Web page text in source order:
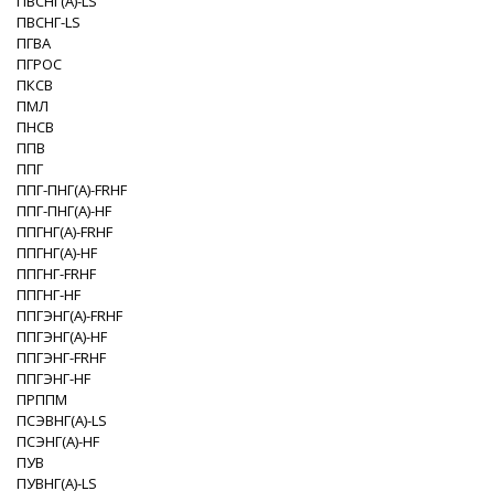
ПВСНГ-LS
ПГВА
ПГРОС
ПКСВ
ПМЛ
ПНСВ
ППВ
ППГ
ППГ-ПНГ(A)-FRHF
ППГ-ПНГ(A)-HF
ППГНГ(A)-FRHF
ППГНГ(A)-HF
ППГНГ-FRHF
ППГНГ-HF
ППГЭНГ(A)-FRHF
ППГЭНГ(A)-HF
ППГЭНГ-FRHF
ППГЭНГ-HF
ПРППМ
ПСЭВНГ(A)-LS
ПСЭНГ(A)-HF
ПУВ
ПУВНГ(A)-LS